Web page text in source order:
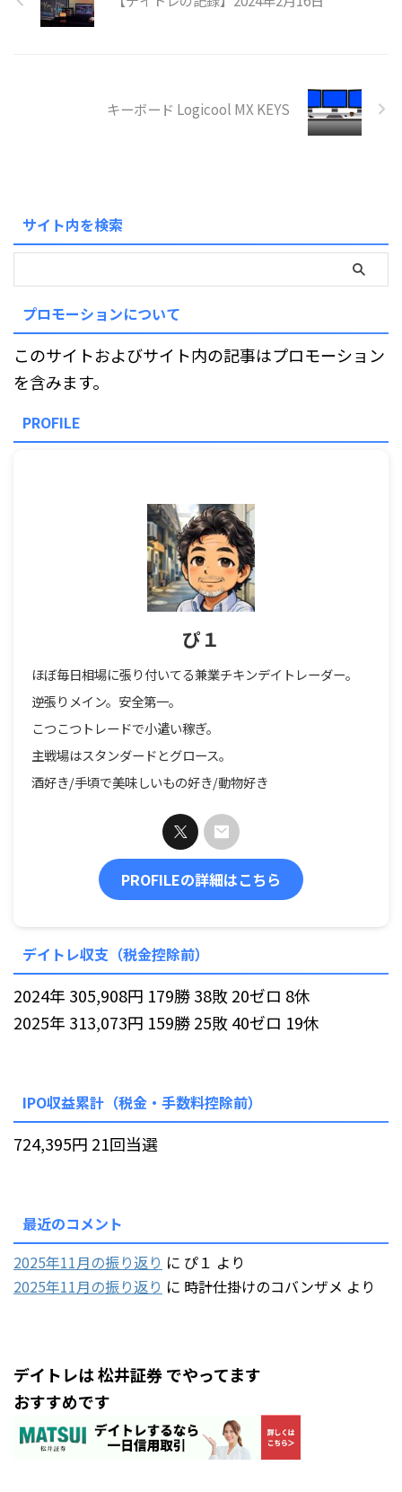
キーボード Logicool MX KEYS
サイト内を検索
プロモーションについて
このサイトおよびサイト内の記事はプロモーション
を含みます。
PROFILE
ぴ１
ほぼ毎日相場に張り付いてる兼業チキンデイトレーダー。
逆張りメイン。安全第一。
こつこつトレードで小遣い稼ぎ。
主戦場はスタンダードとグロース。
酒好き/手頃で美味しいもの好き/動物好き
PROFILEの詳細はこちら
デイトレ収支（税金控除前）
2024年 305,908円 179勝 38敗 20ゼロ 8休
2025年 313,073円 159勝 25敗 40ゼロ 19休
IPO収益累計（税金・手数料控除前）
724,395円 21回当選
最近のコメント
2025年11月の振り返り に ぴ１ より
2025年11月の振り返り に 時計仕掛けのコバンザメ より
デイトレは 松井証券 でやってます
おすすめです